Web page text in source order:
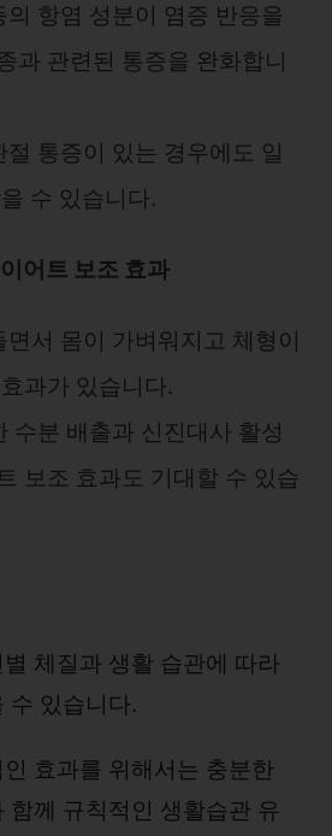
항염 성분이 염증 반응을
과 관련된 통증을 완화합니
통증이 있는 경우에도 일
수 있습니다.
어트 보조 효과
서 몸이 가벼워지고 체형이
과가 있습니다.
분 배출과 신진대사 활성
보조 효과도 기대할 수 있습
체질과 생활 습관에 따라
수 있습니다.
효과를 위해서는 충분한
함께 규칙적인 생활습관 유